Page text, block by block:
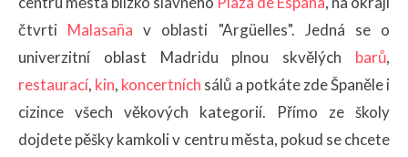
čtvrti Malasaña v oblasti "Argüelles". Jedná se o
univerzitní oblast Madridu plnou skvělých barů,
restaurací, kin, koncertních sálů a potkáte zde Španěle i
cizince všech věkových kategorií. Přímo ze školy
dojdete pěšky kamkoli v centru města, pokud se chcete